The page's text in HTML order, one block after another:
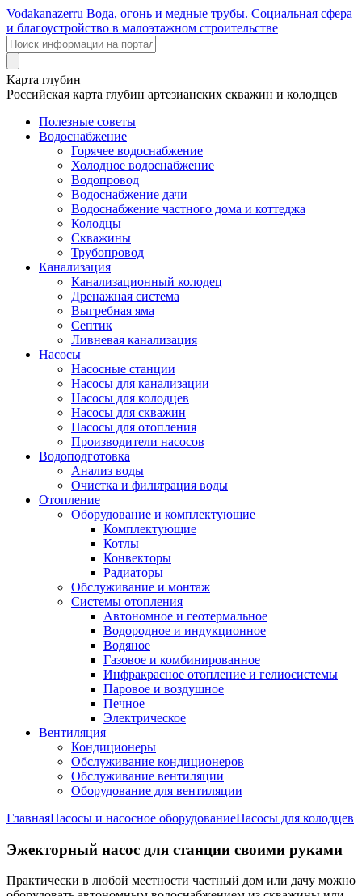
Vodakanazerru Вода, огонь и медные трубы. Социальная сфера
и благоустройство в малоэтажном строительстве
Карта глубин
Российская карта глубин артезианских скважин и колодцев
Полезные советы
Водоснабжение
Горячее водоснабжение
Холодное водоснабжение
Водопровод
Водоснабжение дачи
Водоснабжение частного дома и коттеджа
Колодцы
Скважины
Трубопровод
Канализация
Канализационный колодец
Дренажная система
Выгребная яма
Септик
Ливневая канализация
Насосы
Насосные станции
Насосы для канализации
Насосы для колодцев
Насосы для скважин
Насосы для отопления
Производители насосов
Водоподготовка
Анализ воды
Очистка и фильтрация воды
Отопление
Оборудование и комплектующие
Комплектующие
Котлы
Конвекторы
Радиаторы
Обслуживание и монтаж
Системы отопления
Автономное и геотермальное
Водородное и индукционное
Водяное
Газовое и комбинированное
Инфракрасное отопление и гелиосистемы
Паровое и воздушное
Печное
Электрическое
Вентиляция
Кондиционеры
Обслуживание кондиционеров
Обслуживание вентиляции
Оборудование для вентиляции
ГлавнаяНасосы и насосное оборудованиеНасосы для колодцев
Эжекторный насос для станции своими руками
Практически в любой местности частный дом или дачу можно